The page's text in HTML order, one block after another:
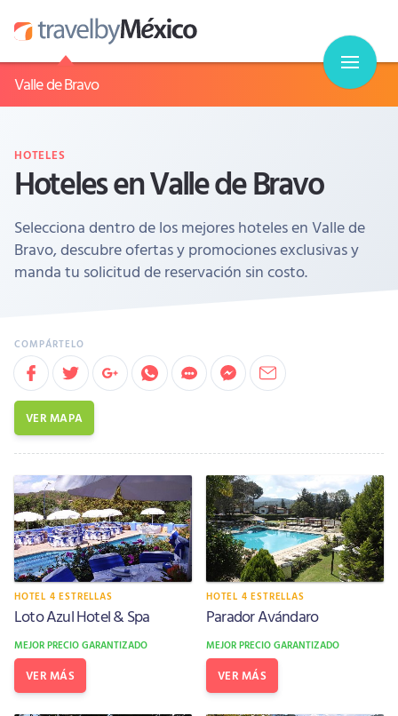
Valle de Bravo
HOTELES
Hoteles en Valle de Bravo
Selecciona dentro de los mejores hoteles en Valle de
Bravo, descubre ofertas y promociones exclusivas y
manda tu solicitud de reservación sin costo.
VER MAPA
HOTEL 4 ESTRELLAS
Loto Azul Hotel & Spa
MEJOR PRECIO GARANTIZADO
VER MÁS
HOTEL 4 ESTRELLAS
Parador Avándaro
MEJOR PRECIO GARANTIZADO
VER MÁS